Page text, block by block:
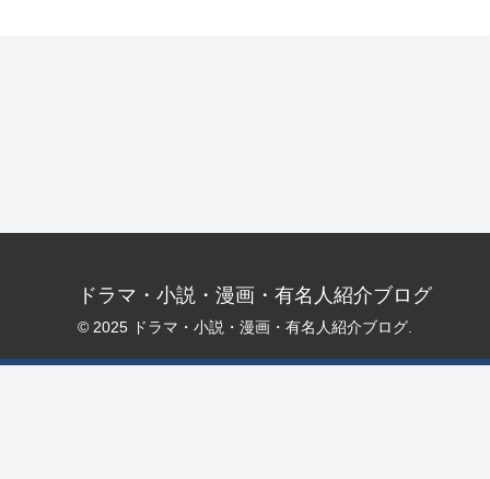
ドラマ・小説・漫画・有名人紹介ブログ
© 2025 ドラマ・小説・漫画・有名人紹介ブログ.